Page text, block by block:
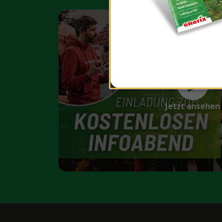
Jetzt ansehen